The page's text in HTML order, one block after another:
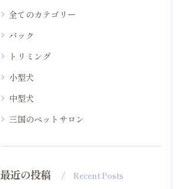
全てのカテゴリー
パック
トリミング
小型犬
中型犬
三国のペットサロン
最近の投稿 Recent Posts